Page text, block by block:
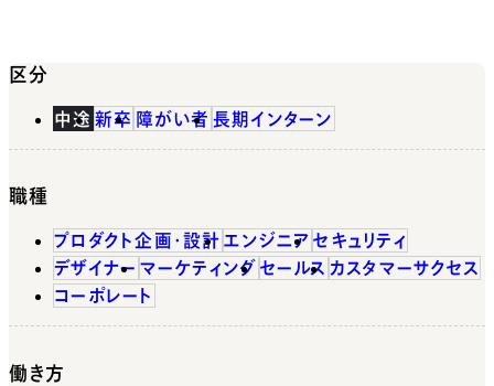
区分
中途 新卒 障がい者 長期インターン
職種
プロダクト企画・設計 エンジニア セキュリティ
デザイナー マーケティング セールス カスタマーサクセス
コーポレート
働き方